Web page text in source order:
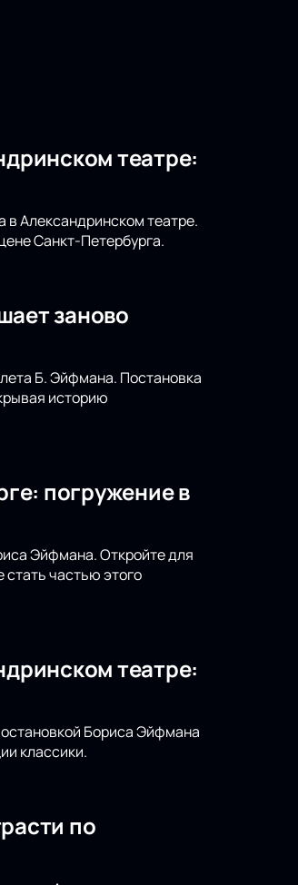
театре:
в Александринском театре.
Санкт-Петербурга.
заново
Б. Эйфмана. Постановка
историю
погружение в
Эйфмана. Откройте для
частью этого
театре:
Бориса Эйфмана
классики.
по